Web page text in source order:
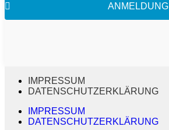
ANMELDUNG
IMPRESSUM
DATENSCHUTZERKLÄRUNG
IMPRESSUM
DATENSCHUTZERKLÄRUNG